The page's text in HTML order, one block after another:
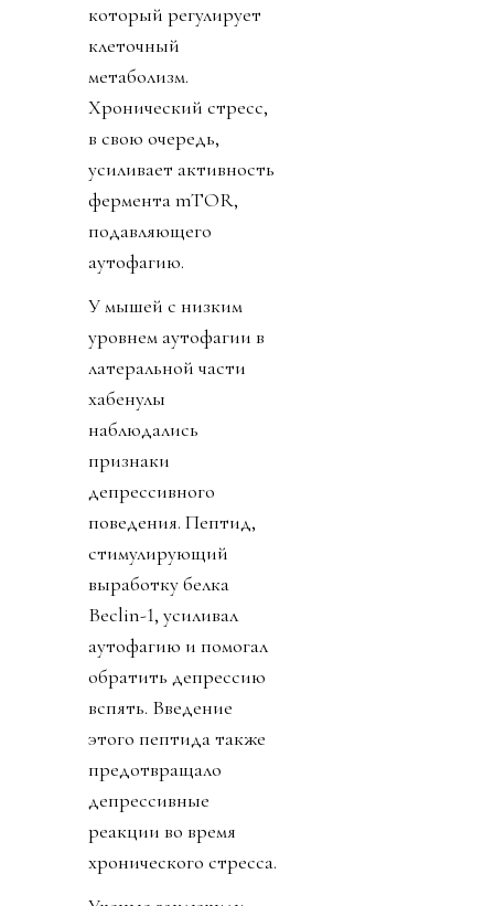
который регулирует
клеточный
метаболизм.
Хронический стресс,
в свою очередь,
усиливает активность
фермента mTOR,
подавляющего
аутофагию.
У мышей с низким
уровнем аутофагии в
латеральной части
хабенулы
наблюдались
признаки
депрессивного
поведения. Пептид,
стимулирующий
выработку белка
Beclin-1, усиливал
аутофагию и помогал
обратить депрессию
вспять. Введение
этого пептида также
предотвращало
депрессивные
реакции во время
хронического стресса.